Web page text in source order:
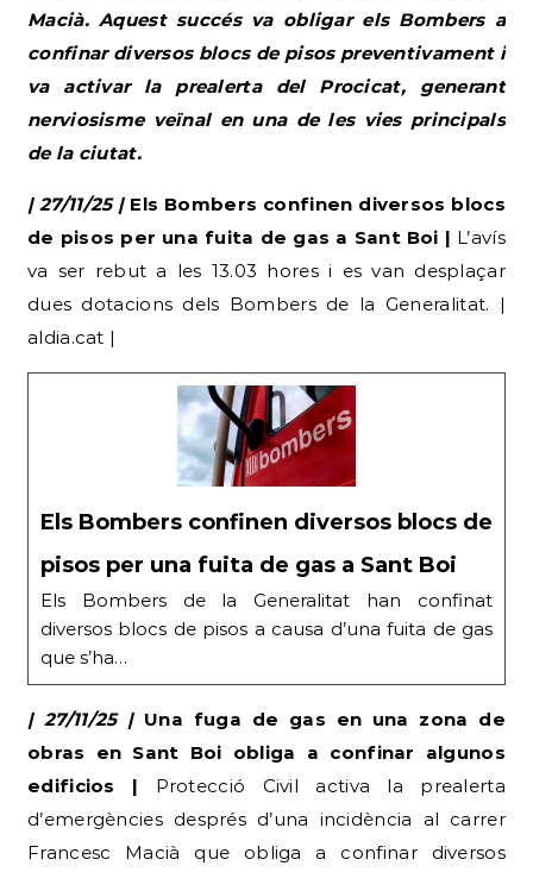
Macià. Aquest succés va obligar els Bombers a
confinar diversos blocs de pisos preventivament i
va activar la prealerta del Procicat, generant
nerviosisme veïnal en una de les vies principals
de la ciutat.
| 27/11/25 |Els Bombers confinen diversos blocs
de pisos per una fuita de gas a Sant Boi | L’avís
va ser rebut a les 13.03 hores i es van desplaçar
dues dotacions dels Bombers de la Generalitat. |
aldia.cat |
Els Bombers confinen diversos blocs de
pisos per una fuita de gas a Sant Boi
Els Bombers de la Generalitat han confinat
diversos blocs de pisos a causa d’una fuita de gas
que s’ha…
| 27/11/25 |Una fuga de gas en una zona de
obras en Sant Boi obliga a confinar algunos
edificios | Protecció Civil activa la prealerta
d’emergències després d’una incidència al carrer
Francesc Macià que obliga a confinar diversos